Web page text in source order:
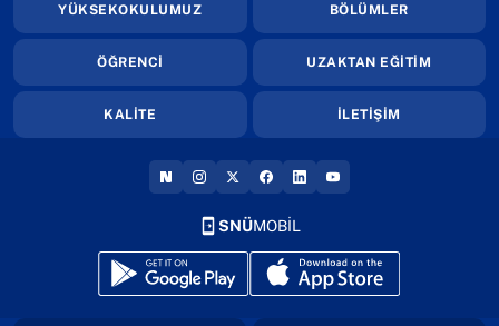
YÜKSEKOKULUMUZ BÖLÜMLER
ÖĞRENCİ UZAKTAN EĞİTİM
KALİTE İLETİŞİM
(YENI SEKMEDE AÇILIR)
(YENI SEKMEDE AÇILIR)
(YENI SEKMEDE AÇILIR)
(YENI SEKMEDE AÇILIR)
(YENI SEKMEDE AÇILIR)
(YENI SEKMEDE
SNÜMOBİL
(yeni sekmede açılır)(yeni sekmede açılır)